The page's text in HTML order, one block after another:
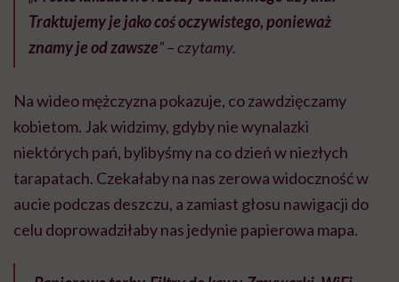
Traktujemy je jako coś oczywistego, ponieważ
znamy je od zawsze” – czytamy.
Na wideo mężczyzna pokazuje, co zawdzięczamy
kobietom. Jak widzimy, gdyby nie wynalazki
niektórych pań, bylibyśmy na co dzień w niezłych
tarapatach. Czekałaby na nas zerowa widoczność w
aucie podczas deszczu, a zamiast głosu nawigacji do
celu doprowadziłaby nas jedynie papierowa mapa.